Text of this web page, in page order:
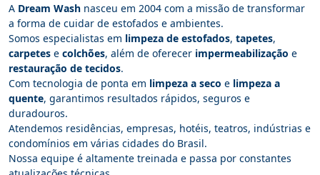
A Dream Wash nasceu em 2004 com a missão de transformar
a forma de cuidar de estofados e ambientes.
Somos especialistas em limpeza de estofados, tapetes,
carpetes e colchões, além de oferecer impermeabilização e
restauração de tecidos.
Com tecnologia de ponta em limpeza a seco e limpeza a
quente, garantimos resultados rápidos, seguros e
duradouros.
Atendemos residências, empresas, hotéis, teatros, indústrias e
condomínios em várias cidades do Brasil.
Nossa equipe é altamente treinada e passa por constantes